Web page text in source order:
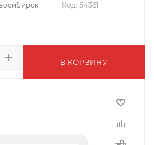
Код: 54361
В КОРЗИНУ